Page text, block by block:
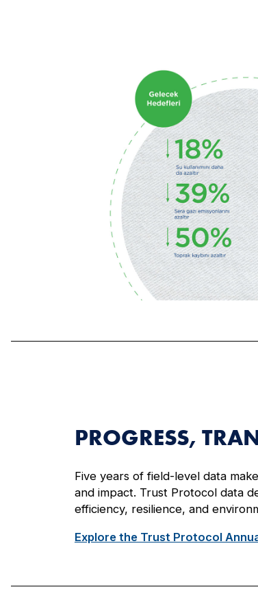
PROGRESS,
Five years of field-level data
and impact. Trust Protocol data
efficiency, resilience, and
Explore the Trust Protocol